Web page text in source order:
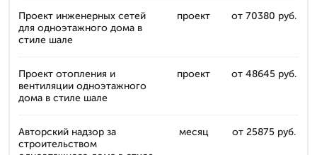
Проект инженерных сетей
для одноэтажного дома в
стиле шале
проект от 70380 руб.
Проект отопления и
вентиляции одноэтажного
дома в стиле шале
проект от 48645 руб.
Авторский надзор за
строительством
месяц от 25875 руб.